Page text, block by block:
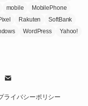
mobile
MobilePhone
Rakuten
SoftBank
WordPress
Yahoo!
ライバシーポリシー